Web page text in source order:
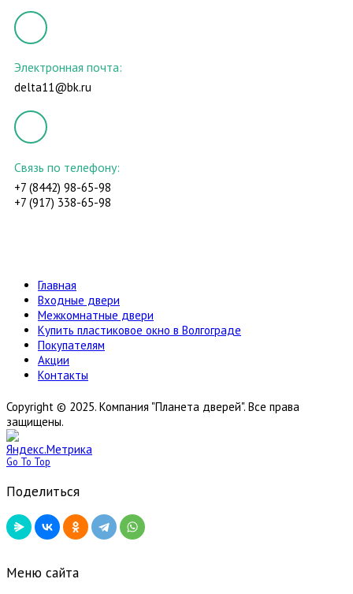
Электронная почта:
delta11@bk.ru
Связь по телефону:
+7 (8442) 98-65-98
+7 (917) 338-65-98
Главная
Входные двери
Межкомнатные двери
Купить пластиковое окно в Волгограде
Покупателям
Акции
Контакты
Copyright © 2025. Компания "Планета дверей". Все права
защищены.
Go To Top
Поделиться
Меню сайта